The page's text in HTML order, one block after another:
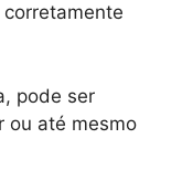
pode ser
ou até mesmo